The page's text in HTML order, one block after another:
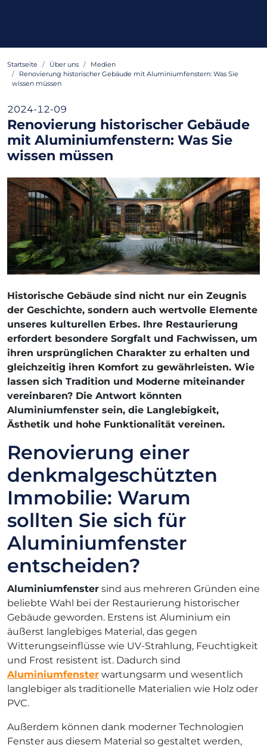
Startseite Über uns
Medien
Renovierung historischer Gebäude mit Aluminiumfenstern: Was Sie
wissen müssen
2024-12-09
Renovierung historischer Gebäude
mit Aluminiumfenstern: Was Sie
wissen müssen
Historische Gebäude sind nicht nur ein Zeugnis
der Geschichte, sondern auch wertvolle Elemente
unseres kulturellen Erbes. Ihre Restaurierung
erfordert besondere Sorgfalt und Fachwissen, um
ihren ursprünglichen Charakter zu erhalten und
gleichzeitig ihren Komfort zu gewährleisten. Wie
lassen sich Tradition und Moderne miteinander
vereinbaren? Die Antwort könnten
Aluminiumfenster sein, die Langlebigkeit,
Ästhetik und hohe Funktionalität vereinen.
Renovierung einer
denkmalgeschützten
Immobilie: Warum
sollten Sie sich für
Aluminiumfenster
entscheiden?
Aluminiumfenster sind aus mehreren Gründen eine
beliebte Wahl bei der Restaurierung historischer
Gebäude geworden. Erstens ist Aluminium ein
äußerst langlebiges Material, das gegen
Witterungseinflüsse wie UV-Strahlung, Feuchtigkeit
und Frost resistent ist. Dadurch sind
Aluminiumfenster wartungsarm und wesentlich
langlebiger als traditionelle Materialien wie Holz oder
PVC.
Außerdem können dank moderner Technologien
Fenster aus diesem Material so gestaltet werden,